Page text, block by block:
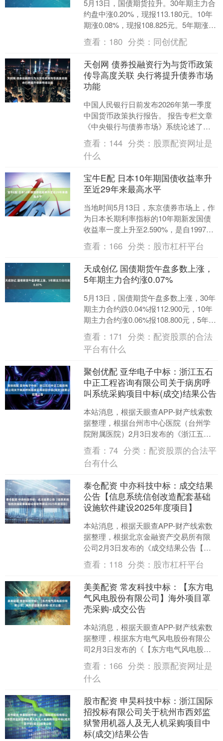
5月13日，国债期货拉升。30年期主力合
约盘中涨0.20%，现报113.180元。10年
期涨0.08%，现报108.825元。5年期涨
0.08%，现报106.3....
查看： 180 分类： 同创优配
天创网 债券投融资行为与货币政策
传导高度关联 央行将提升债券市场
功能
中国人民银行日前发布2026年第一季度
中国货币政策执行报告。 报告专栏文章
《中央银行与债券市场》系统论述了债
券市场在货币创造、利率形成和传导、
金融稳定、国际收支....
查看： 144 分类： 股票配资网址是
什么
宝牛E配 日本10年期国债收益率升
至近29年来最高水平
当地时间5月13日，东京债券市场上，作
为日本长期利率指标的10年期新发国债
收益率一度上升至2.590%，是自1997年5
月以来的最高水平。此外，日本国内债
券市场....
查看： 166 分类： 股市杠杆平台
天成创亿 国债期货午盘多数上涨，
5年期主力合约涨0.07%
5月13日，国债期货午盘多数上涨，30年
期主力合约跌0.04%报112.900元，10年
期主力合约涨0.06%报108.800元，5年期
主力合约涨0.07%报1....
查看： 171 分类： 配资股票的合法
平台有什么
聚创优配 亚华电子中标：浙江五石
中正工程咨询有限公司关于病房呼
叫系统采购项目中标(成交)结果公告
本站消息，根据天眼查APP-财产线索数
据整理，根据台州市中心医院（台州学
院附属医院）2月3日发布的《浙江五石
中正工程咨询有限公司关于病房呼叫系
统采购项目中标(成....
查看：74 分类： 配资股票的合法平
台有什么
泰仓配资 中亦科技中标：成交结果
公告【信息系统信创改造配套基础
设施软件建设2025年度项目】
本站消息，根据天眼查APP-财产线索数
据整理，根据北京金融资产交易所有限
公司2月3日发布的《成交结果公告【信
息系统信创改造配套基础设施软件建设
2025年度项目】....
查看： 118 分类： 股市杠杆平台
美美配资 常友科技中标：【东方电
气风电股份有限公司】海外项目罩
壳采购-成交公告
本站消息，根据天眼查APP-财产线索数
据整理，根据东方电气风电股份有限公
司2月3日发布的《【东方电气风电股份
有限公司】海外项目罩壳采购-成交公
告》内容显示，江苏....
查看： 166 分类： 股票配资网址是
什么
股市配资 申昊科技中标：浙江国际
招投标有限公司关于杭州市西郊监
狱警用机器人及无人机采购项目中
标(成交)结果公告